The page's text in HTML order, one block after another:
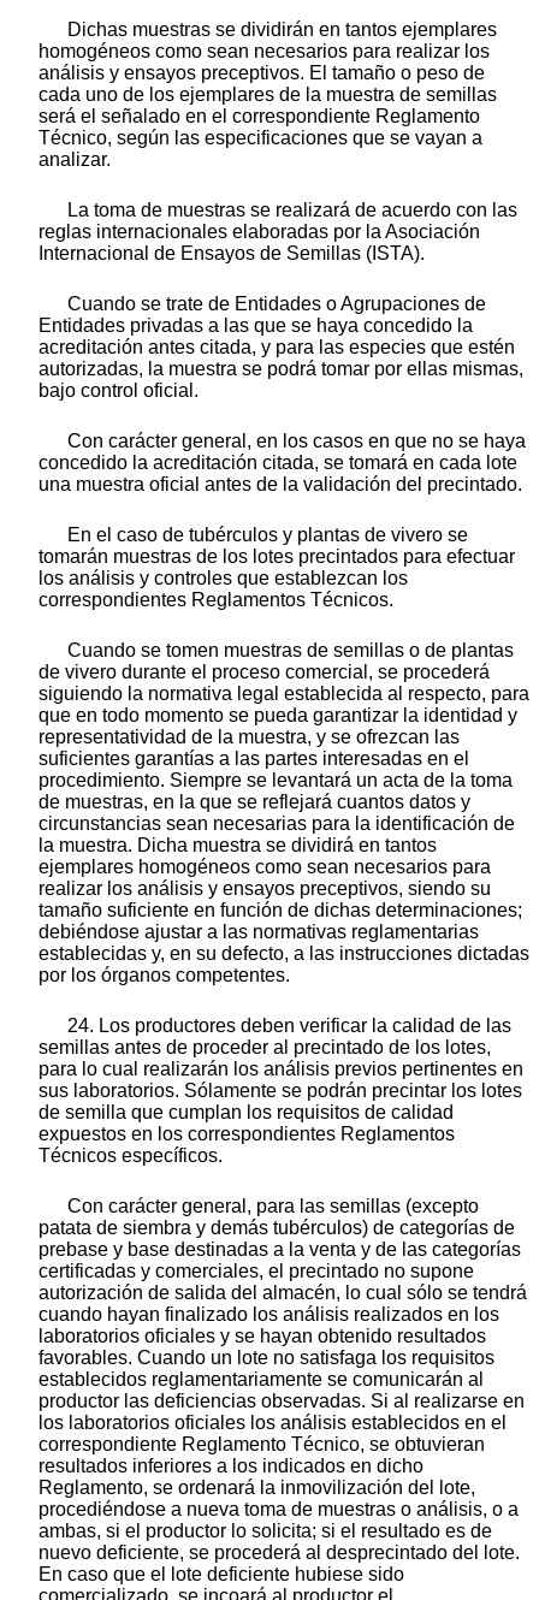
Dichas muestras se dividirán en tantos ejemplares
homogéneos como sean necesarios para realizar los
análisis y ensayos preceptivos. El tamaño o peso de
cada uno de los ejemplares de la muestra de semillas
será el señalado en el correspondiente Reglamento
Técnico, según las especificaciones que se vayan a
analizar.
La toma de muestras se realizará de acuerdo con las
reglas internacionales elaboradas por la Asociación
Internacional de Ensayos de Semillas (ISTA).
Cuando se trate de Entidades o Agrupaciones de
Entidades privadas a las que se haya concedido la
acreditación antes citada, y para las especies que estén
autorizadas, la muestra se podrá tomar por ellas mismas,
bajo control oficial.
Con carácter general, en los casos en que no se haya
concedido la acreditación citada, se tomará en cada lote
una muestra oficial antes de la validación del precintado.
En el caso de tubérculos y plantas de vivero se
tomarán muestras de los lotes precintados para efectuar
los análisis y controles que establezcan los
correspondientes Reglamentos Técnicos.
Cuando se tomen muestras de semillas o de plantas
de vivero durante el proceso comercial, se procederá
siguiendo la normativa legal establecida al respecto, para
que en todo momento se pueda garantizar la identidad y
representatividad de la muestra, y se ofrezcan las
suficientes garantías a las partes interesadas en el
procedimiento. Siempre se levantará un acta de la toma
de muestras, en la que se reflejará cuantos datos y
circunstancias sean necesarias para la identificación de
la muestra. Dicha muestra se dividirá en tantos
ejemplares homogéneos como sean necesarios para
realizar los análisis y ensayos preceptivos, siendo su
tamaño suficiente en función de dichas determinaciones;
debiéndose ajustar a las normativas reglamentarias
establecidas y, en su defecto, a las instrucciones dictadas
por los órganos competentes.
24. Los productores deben verificar la calidad de las
semillas antes de proceder al precintado de los lotes,
para lo cual realizarán los análisis previos pertinentes en
sus laboratorios. Sólamente se podrán precintar los lotes
de semilla que cumplan los requisitos de calidad
expuestos en los correspondientes Reglamentos
Técnicos específicos.
Con carácter general, para las semillas (excepto
patata de siembra y demás tubérculos) de categorías de
prebase y base destinadas a la venta y de las categorías
certificadas y comerciales, el precintado no supone
autorización de salida del almacén, lo cual sólo se tendrá
cuando hayan finalizado los análisis realizados en los
laboratorios oficiales y se hayan obtenido resultados
favorables. Cuando un lote no satisfaga los requisitos
establecidos reglamentariamente se comunicarán al
productor las deficiencias observadas. Si al realizarse en
los laboratorios oficiales los análisis establecidos en el
correspondiente Reglamento Técnico, se obtuvieran
resultados inferiores a los indicados en dicho
Reglamento, se ordenará la inmovilización del lote,
procediéndose a nueva toma de muestras o análisis, o a
ambas, si el productor lo solicita; si el resultado es de
nuevo deficiente, se procederá al desprecintado del lote.
En caso que el lote deficiente hubiese sido
comercializado, se incoará al productor el